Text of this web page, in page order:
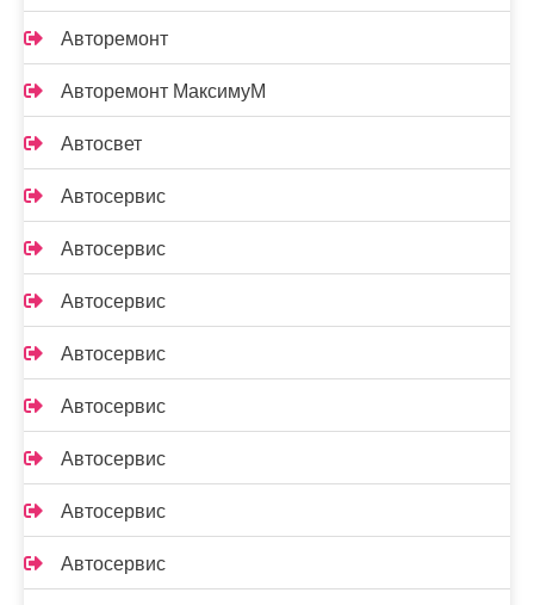
Авторемонт
Авторемонт МаксимуМ
Автосвет
Автосервис
Автосервис
Автосервис
Автосервис
Автосервис
Автосервис
Автосервис
Автосервис